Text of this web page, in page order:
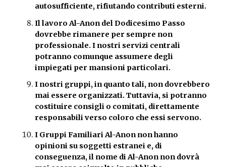
autosufficiente, rifiutando contributi esterni.
Il lavoro Al-Anon del Dodicesimo Passo
dovrebbe rimanere per sempre non
professionale. I nostri servizi centrali
potranno comunque assumere degli
impiegati per mansioni particolari.
I nostri gruppi, in quanto tali, non dovrebbero
mai essere organizzati. Tuttavia, si potranno
costituire consigli o comitati, direttamente
responsabili verso coloro che essi servono.
I Gruppi Familiari Al-Anon non hanno
opinioni su soggetti estranei e, di
conseguenza, il nome di Al-Anon non dovrà